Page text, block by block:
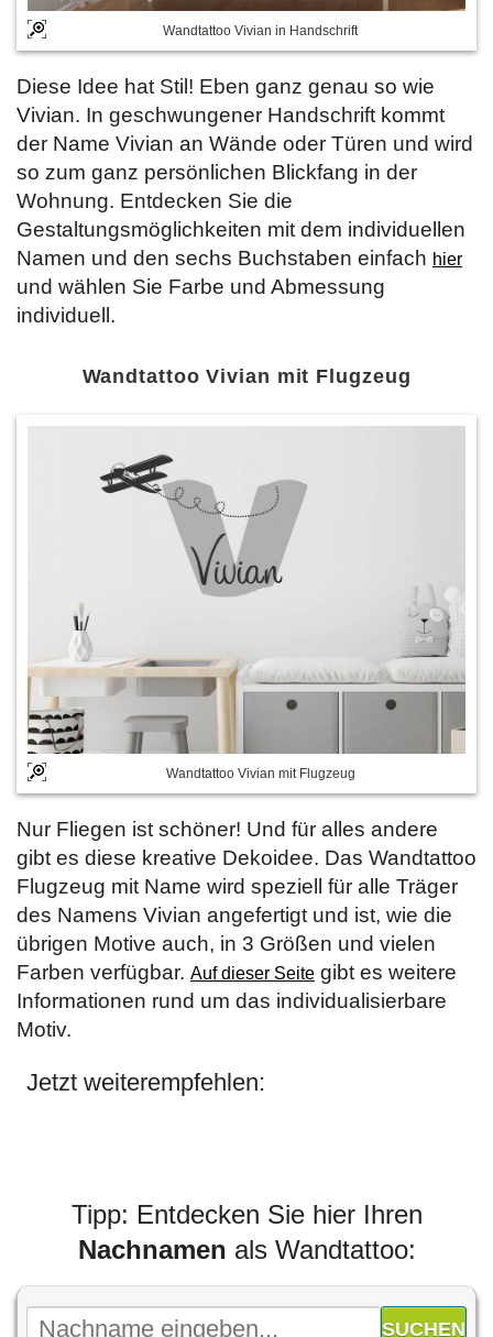
Wandtattoo Vivian in Handschrift
Diese Idee hat Stil! Eben ganz genau so wie
Vivian. In geschwungener Handschrift kommt
der Name Vivian an Wände oder Türen und wird
so zum ganz persönlichen Blickfang in der
Wohnung. Entdecken Sie die
Gestaltungsmöglichkeiten mit dem individuellen
Namen und den sechs Buchstaben einfach hier
und wählen Sie Farbe und Abmessung
individuell.
Wandtattoo Vivian mit Flugzeug
Wandtattoo Vivian mit Flugzeug
Nur Fliegen ist schöner! Und für alles andere
gibt es diese kreative Dekoidee. Das Wandtattoo
Flugzeug mit Name wird speziell für alle Träger
des Namens Vivian angefertigt und ist, wie die
übrigen Motive auch, in 3 Größen und vielen
Farben verfügbar. Auf dieser Seite gibt es weitere
Informationen rund um das individualisierbare
Motiv.
Jetzt weiterempfehlen:
Tipp: Entdecken Sie hier Ihren
Nachnamen als Wandtattoo: